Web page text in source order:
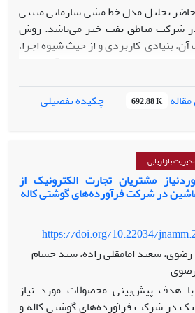
تحلیل مدل خط مشی سازمانی مبتنی
شرکت مناطق نفت خیز می‌باشد. روش
بنیادی –کاربردی و از حیث شیوه اجرا،
اکتشافی می‌باشد. جامعه آماری در
اعضا هیات علمی، مدیران شرکت
شرکت مس ایران صاحب‌نظر در حوزه
یافته‌ها در بخش کیفی مصاحبه نیمه
کمی پرسشنامه محقق ساخته می‌باشد.
در بخش کیفی بر اساس روش داده
نرم‌افزارهای SPSS و PLS استفاده شد. نتایج بخش کیفی نشان
مدل خط‌مشی‌های اجتماعی
در شرکت ملی مس ایران هستند.
می‌دهد شرایط علی مدل اجرای
692.88 K چکیده تفصیلی
بازاریابی
مشتریان تجارت الکترونیک از
در شرکت‌ فرآورده‌های‌ گوشتی‌ کاله
https://doi.org/10.22034/
سعید امامقلی زاده، سید حسام
هدف پیش‌بینی محصولات مورد نیاز
در شرکت فرآورده‌های گوشتی کاله و